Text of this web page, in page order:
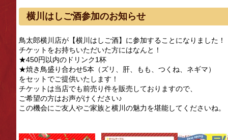
横川はしご酒参加のお知らせ
鳥太郎横川店が【横川はしご酒】に参加することになりました！
チケットをお持ちいただいた方にはなんと！
★450円以内のドリンク1杯
★焼き鳥盛り合わせ5本（ズリ、肝、もも、つくね、ネギマ）
をセットでご提供いたします！
チケットは当店でも前売り件を販売しておりますので、
ご希望の方はお声がけください♪
この機会にご友人やご家族と横川の魅力を堪能してくださいね。